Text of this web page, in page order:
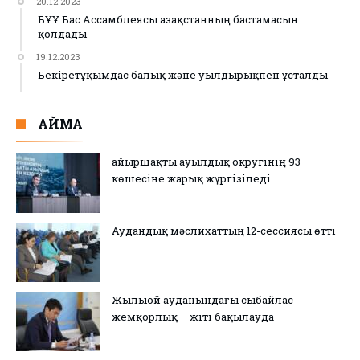
БҰҰ Бас Ассамблеясы Қазақстанның бастамасын
қолдады
19.12.2023
Бекіретұқымдас балық және уылдырықпен ұсталды
АЙМАҚ
Қайыршақты ауылдық округінің 93
көшесіне жарық жүргізіледі
Аудандық мәслихаттың 12-сессиясы өтті
Жылыой ауданындағы сыбайлас
жемқорлық – жіті бақылауда